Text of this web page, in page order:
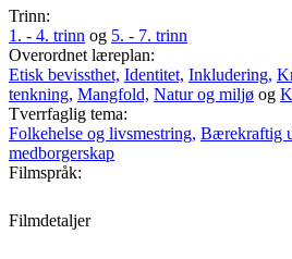
Trinn:
1. - 4. trinn og 5. - 7. trinn
Overordnet læreplan:
Etisk bevissthet, Identitet, Inkludering,
tenkning, Mangfold, Natur og miljø og
Tverrfaglig tema:
Folkehelse og livsmestring, Bærekraftig
medborgerskap
Filmspråk:
Filmdetaljer